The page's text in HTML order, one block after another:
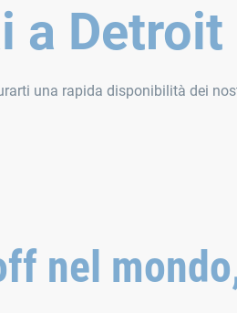
a Detroit
una rapida disponibilità dei
nel